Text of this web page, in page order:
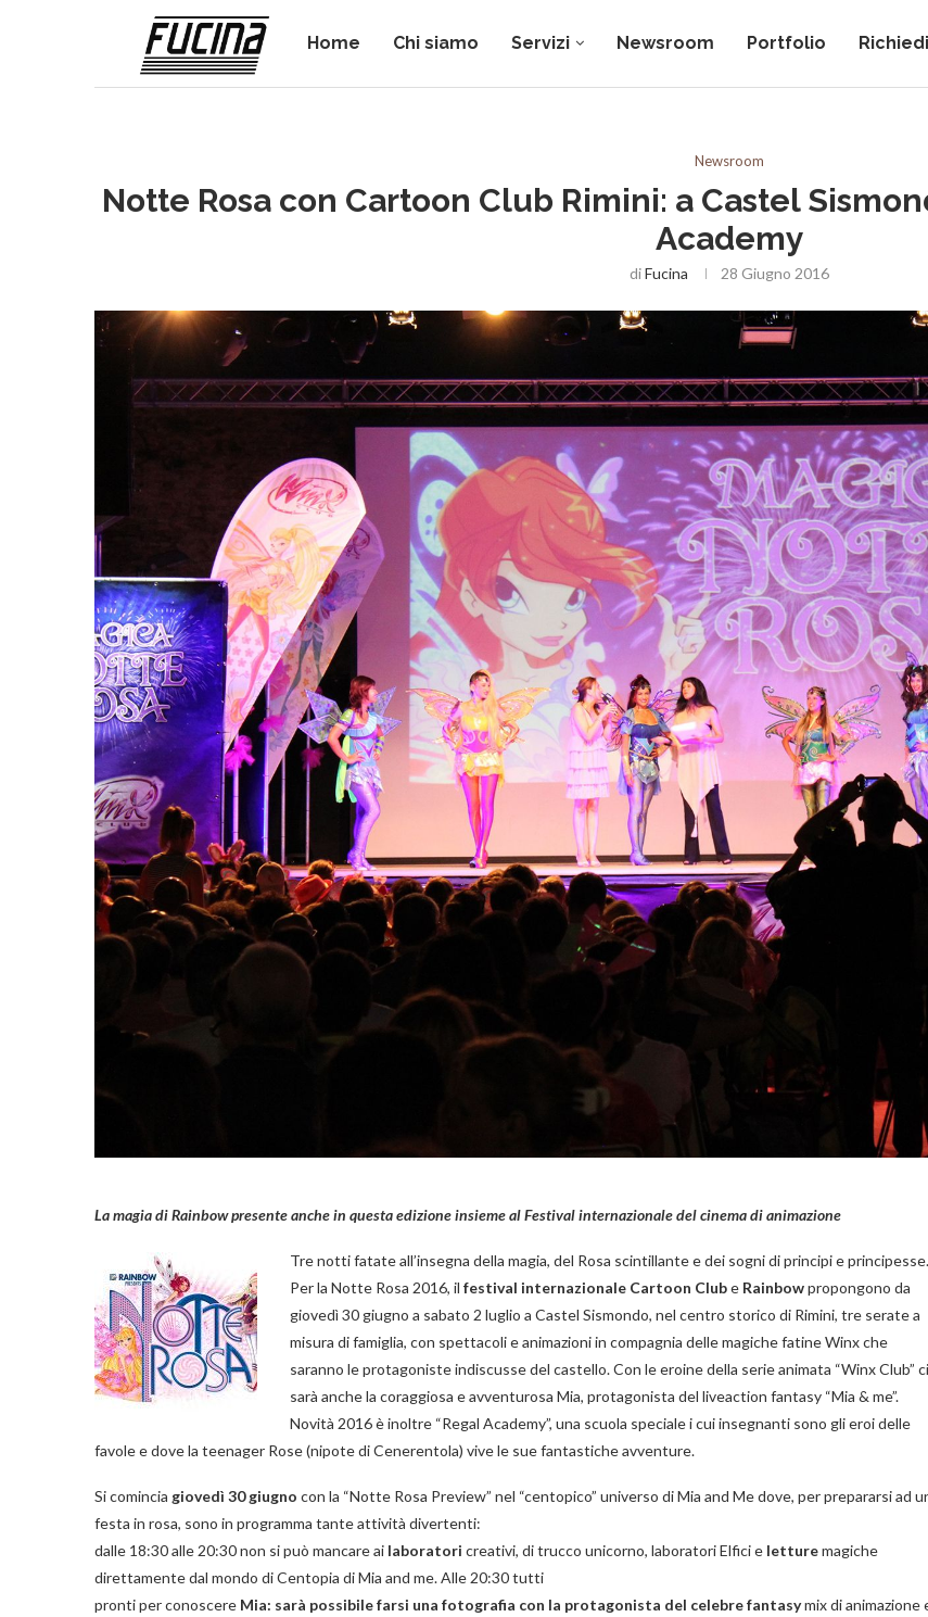
Home Chi siamo Servizi Newsroom Portfolio
Newsroom
Notte Rosa con Cartoon Club Rimini: a Castel
Academy
diFucina 28 Giugno 2016
La magia di Rainbow presente anche in questa edizione insieme al Festival internazionale del cinema di animazione
Tre notti fatate all’insegna della magia, del Rosa scintillante e dei sogni di principi e principesse.
Per la Notte Rosa 2016, il festival internazionale Cartoon Clube Rainbowpropongono da
giovedì 30 giugno a sabato 2 luglio a Castel Sismondo, nel centro storico di Rimini, tre serate a
misura di famiglia, con spettacoli e animazioni in compagnia delle magiche fatine Winx che
saranno le protagoniste indiscusse del castello. Con le eroine della serie animata “Winx Club” ci
sarà anche la coraggiosa e avventurosa Mia, protagonista del liveaction fantasy “Mia & me”.
Novità 2016 è inoltre “Regal Academy”, una scuola speciale i cui insegnanti sono gli eroi delle
favole e dove la teenager Rose (nipote di Cenerentola) vive le sue fantastiche avventure.
Si comincia giovedì 30 giugno con la “Notte Rosa Preview” nel “centopico” universo di Mia and Me dove, per prepararsi ad
festa in rosa, sono in programma tante attività divertenti:
dalle 18:30 alle 20:30 non si può mancare ai laboratori creativi, di trucco unicorno, laboratori Elfici e letturemagiche
direttamente dal mondo di Centopia di Mia and me. Alle 20:30 tutti
pronti per conoscere Mia: sarà possibile farsi una fotografia con la protagonista del celebre fantasymix di animazione